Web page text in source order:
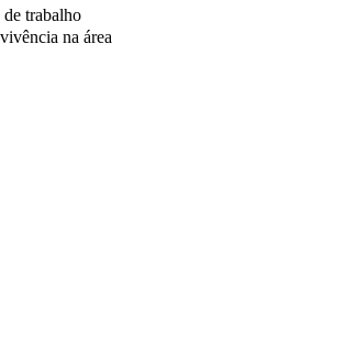
de trabalho
na área